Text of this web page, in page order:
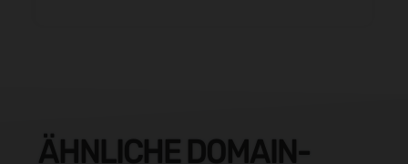
ÄHNLICHE DOMAIN-